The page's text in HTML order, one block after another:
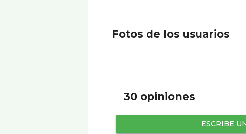
Fotos de los usuarios
30 opiniones
ESCRIBE